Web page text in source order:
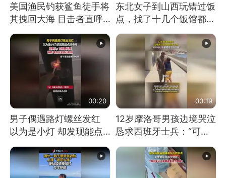
美国渔民钓获鲨鱼徒手将
其拽回大海 目击者直呼
震惊 （视频来源：参考
消息）
东北女子到山西玩错过饭
点，找了十几个饭馆都没
开门：午休到几点
00:20
男子偶遇路灯螺丝发红
以为是小灯 却发现能点
燃香烟 当事人：已报警
处理
00:19
12岁摩洛哥男孩边境哭泣
恳求西班牙士兵：“可不
可以不要把我遣返回国”